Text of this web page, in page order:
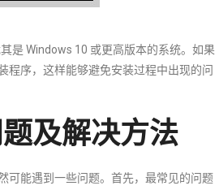
是 Windows 10 或更高版本的系统。如果
程序，这样能够避免安装过程中出现的问
及解决方法
可能遇到一些问题。首先，最常见的问题